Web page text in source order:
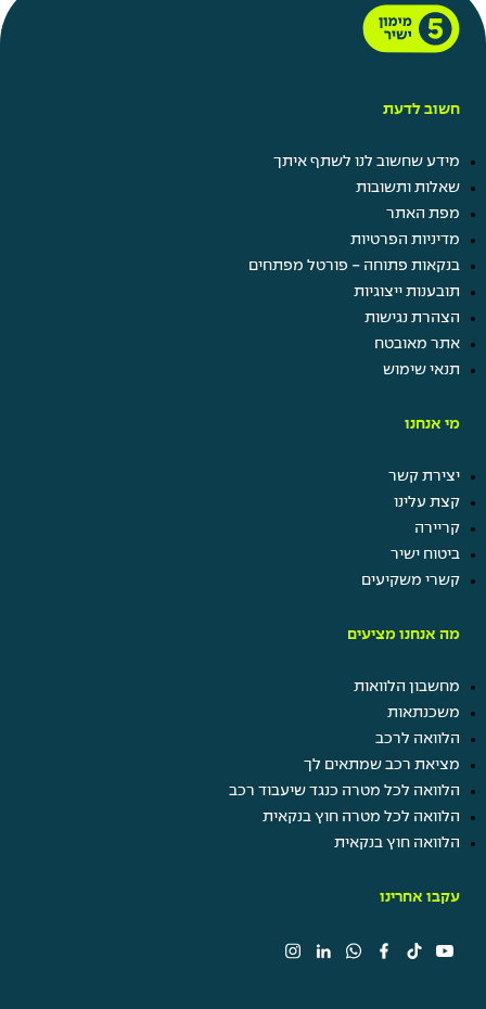
חשוב לדעת
מידע שחשוב לנו לשתף איתך
שאלות ותשובות
מפת האתר
מדיניות הפרטיות
בנקאות פתוחה - פורטל מפתחים
תובענות ייצוגיות
הצהרת נגישות
אתר מאובטח
תנאי שימוש
מי אנחנו
יצירת קשר
קצת עלינו
קריירה
ביטוח ישיר
קשרי משקיעים
מה אנחנו מציעים
מחשבון הלוואות
משכנתאות
הלוואה לרכב
מציאת רכב שמתאים לך
הלוואה לכל מטרה כנגד שיעבוד רכב
הלוואה לכל מטרה חוץ בנקאית
הלוואה חוץ בנקאית
עקבו אחרינו